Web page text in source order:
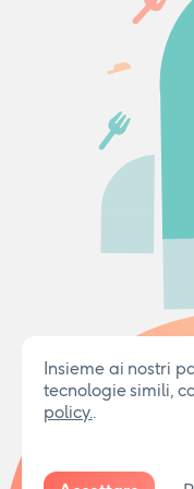
Insieme ai nostri
tecnologie simili,
policy..